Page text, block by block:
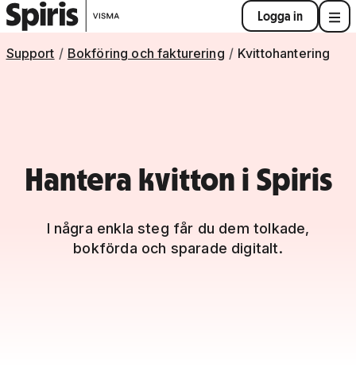
Logga in
Support Bokföring och fakturering Kvittohantering
Hantera kvitton i Spiris
I några enkla steg får du dem tolkade,
bokförda och sparade digitalt.